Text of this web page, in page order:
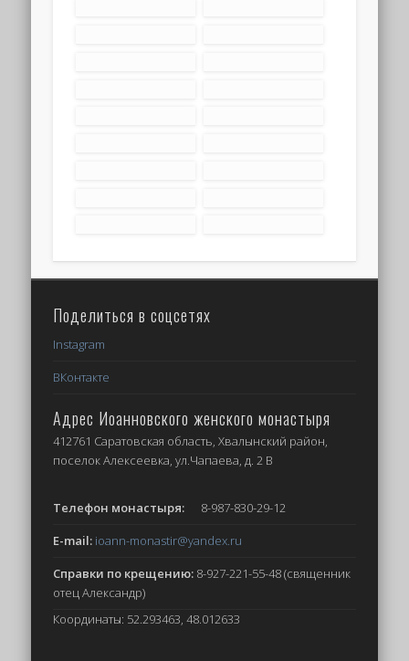
Поделиться в соцсетях
Instagram
ВКонтакте
Адрес Иоанновского женского монастыря
412761 Саратовская область, Хвалынский район,
поселок Алексеевка, ул.Чапаева, д. 2 В
Телефон монастыря:
8-987-830-29-12
E-mail: ioann-monastir@yandex.ru
Справки по крещению: 8-927-221-55-48 (священник
отец Александр)
Координаты: 52.293463, 48.012633